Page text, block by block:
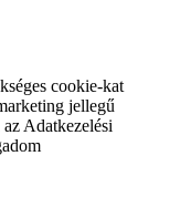
cookie-kat
jellegű
Adatkezelési